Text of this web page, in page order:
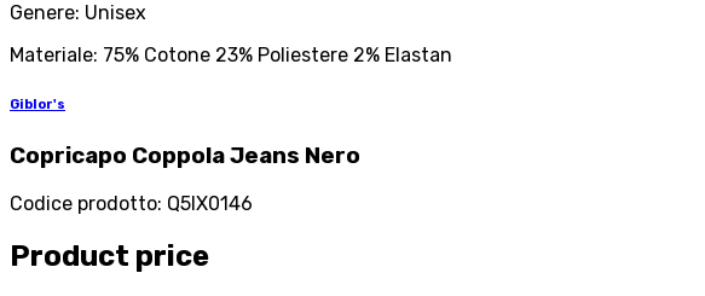
Genere: Unisex
Materiale: 75% Cotone 23% Poliestere 2% Elastan
Giblor's
Copricapo Coppola Jeans Nero
Codice prodotto: Q5IX0146
Product price